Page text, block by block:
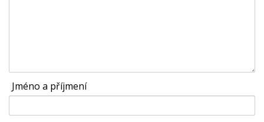
Jméno a příjmení